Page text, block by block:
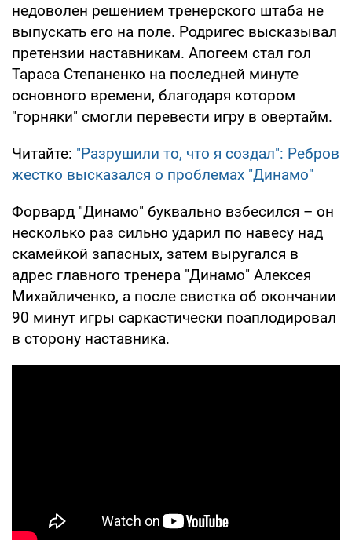
недоволен решением тренерского штаба не
выпускать его на поле. Родригес высказывал
претензии наставникам. Апогеем стал гол
Тараса Степаненко на последней минуте
основного времени, благодаря котором
"горняки" смогли перевести игру в овертайм.
Читайте: "Разрушили то, что я создал": Ребров
жестко высказался о проблемах "Динамо"
Форвард "Динамо" буквально взбесился – он
несколько раз сильно ударил по навесу над
скамейкой запасных, затем выругался в
адрес главного тренера "Динамо" Алексея
Михайличенко, а после свистка об окончании
90 минут игры саркастически поаплодировал
в сторону наставника.